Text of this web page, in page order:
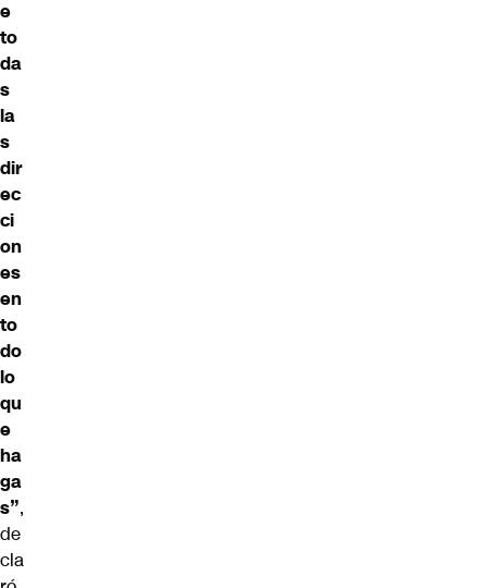
e
to
da
s
la
s
dir
ec
ci
on
es
en
to
do
lo
qu
e
ha
ga
s”,
de
cla